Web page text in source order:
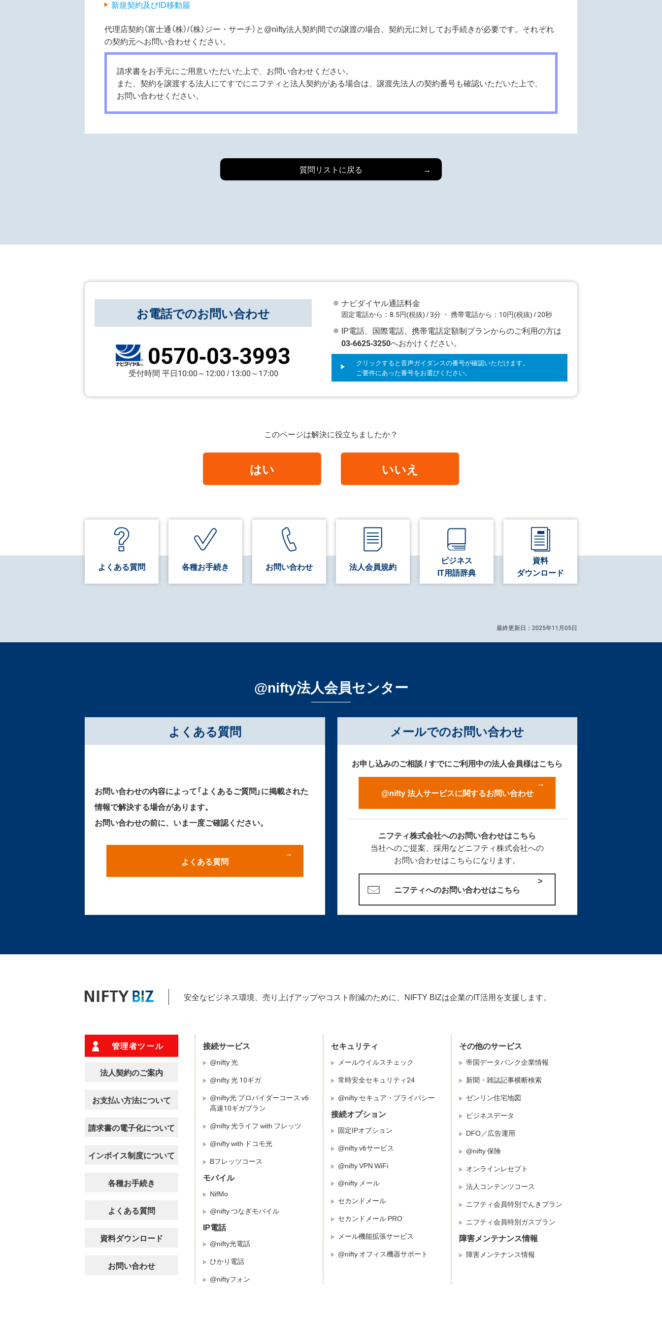
新規契約及びID移動届
代理店契約（富士通（株）/（株）ジー・サーチ）と@nifty法人契約間での譲渡の場合、契約元に対してお手続きが必要です。それぞれ
の契約元へお問い合わせください。
請求書をお手元にご用意いただいた上で、お問い合わせください。
また、契約を譲渡する法人にてすでにニフティと法人契約がある場合は、譲渡先法人の契約番号も確認いただいた上で、
お問い合わせください。
質問リストに戻る
お電話でのお問い合わせ
0570-03-3993
受付時間 平日10:00～12:00 / 13:00～17:00
ナビダイヤル通話料金
固定電話から：8.5円(税抜) / 3分 ・ 携帯電話から：10円(税抜) / 20秒
IP電話、国際電話、携帯電話定額制プランからのご利用の方は
03-6625-3250へおかけください。
クリックすると音声ガイダンスの番号が確認いただけます。
ご要件にあった番号をお選びください。
このページは解決に役立ちましたか？
はい いいえ
よくある質問 各種お手続き お問い合わせ 法人会員規約
ビジネス
IT用語辞典
資料
ダウンロード
最終更新日：2025年11月05日
@nifty法人会員センター
よくある質問
お問い合わせの内容によって「よくあるご質問」に掲載された
情報で解決する場合があります。
お問い合わせの前に、いま一度ご確認ください。
よくある質問
メールでのお問い合わせ
お申し込みのご相談 / すでにご利用中の法人会員様はこちら
@nifty 法人サービスに関するお問い合わせ
ニフティ株式会社へのお問い合わせはこちら
当社へのご提案、採用などニフティ株式会社への
お問い合わせはこちらになります。
ニフティへのお問い合わせはこちら
安全なビジネス環境、売り上げアップやコスト削減のために、NIFTY BIZは企業のIT活用を支援します。
管理者ツール
法人契約のご案内
お支払い方法について
請求書の電子化について
インボイス制度について
各種お手続き
よくある質問
資料ダウンロード
お問い合わせ
接続サービス
@nifty 光
@nifty 光 10ギガ
@nifty光 プロバイダーコース v6
高速10ギガプラン
@nifty 光ライフ with フレッツ
@nifty with ドコモ光
Bフレッツコース
モバイル
NifMo
@nifty つなぎモバイル
IP電話
@nifty光電話
ひかり電話
@niftyフォン
セキュリティ
メールウイルスチェック
常時安全セキュリティ24
@nifty セキュア・プライバシー
接続オプション
固定IPオプション
@nifty v6サービス
@nifty VPN WiFi
@nifty メール
セカンドメール
セカンドメール PRO
メール機能拡張サービス
@nifty オフィス機器サポート
その他のサービス
帝国データバンク企業情報
新聞・雑誌記事横断検索
ゼンリン住宅地図
ビジネスデータ
DFO／広告運用
@nifty 保険
オンラインレセプト
法人コンテンツコース
ニフティ会員特別でんきプラン
ニフティ会員特別ガスプラン
障害メンテナンス情報
障害メンテナンス情報